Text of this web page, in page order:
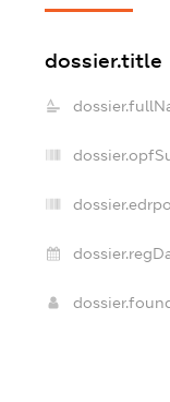
dossier.title